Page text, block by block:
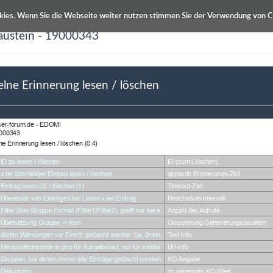
Wenn Sie die Webseite weiter nutzen stimmen Sie der Verwendung von
lesen / löschen Winfried
- 19000343
Erinnerung lesen / löschen